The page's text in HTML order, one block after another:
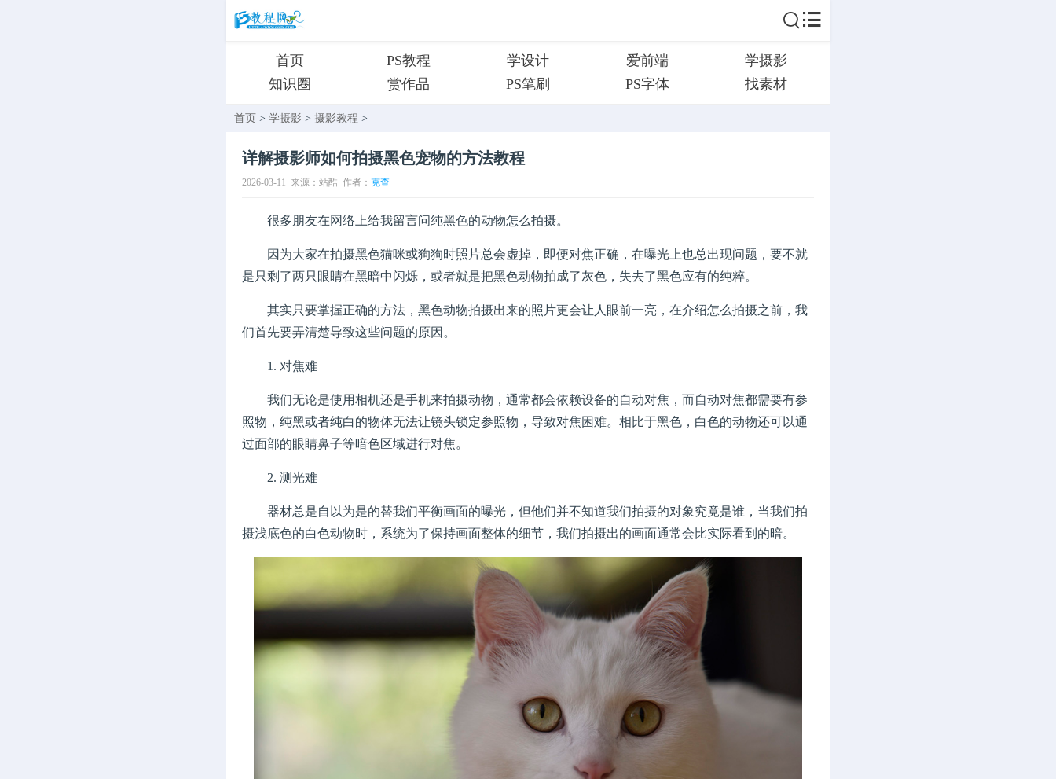
首页 PS教程 学设计 爱前端
学摄影
知识圈
赏作品 PS笔刷 PS字体 找素材
首页 > 学摄影 > 摄影教程 >
详解摄影师如何拍摄黑色宠物的方法教程
2026-03-11 来源：站酷 作者： 克查
很多朋友在网络上给我留言问纯黑色的动物怎么拍摄。
因为大家在拍摄黑色猫咪或狗狗时照片总会虚掉，即便对焦正确，在曝光上也总出现问题，要不就
是只剩了两只眼睛在黑暗中闪烁，或者就是把黑色动物拍成了灰色，失去了黑色应有的纯粹。
其实只要掌握正确的方法，黑色动物拍摄出来的照片更会让人眼前一亮，在介绍怎么拍摄之前，我
们首先要弄清楚导致这些问题的原因。
1. 对焦难
我们无论是使用相机还是手机来拍摄动物，通常都会依赖设备的自动对焦，而自动对焦都需要有参
照物，纯黑或者纯白的物体无法让镜头锁定参照物，导致对焦困难。相比于黑色，白色的动物还可以通
过面部的眼睛鼻子等暗色区域进行对焦。
2. 测光难
器材总是自以为是的替我们平衡画面的曝光，但他们并不知道我们拍摄的对象究竟是谁，当我们拍
摄浅底色的白色动物时，系统为了保持画面整体的细节，我们拍摄出的画面通常会比实际看到的暗。